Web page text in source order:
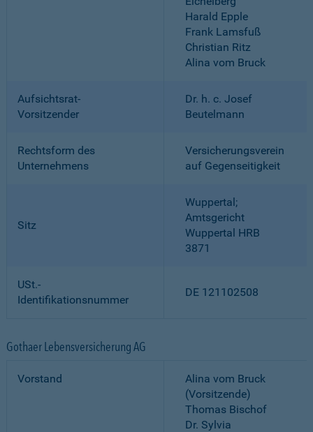
Harald Epple
Frank Lamsfuß
Christian Ritz
Alina vom Bruck
Aufsichtsrat-
Vorsitzender
Dr. h. c. Josef
Beutelmann
Rechtsform des
Unternehmens
Versicherungsverein
auf Gegenseitigkeit
Sitz
Wuppertal;
Amtsgericht
Wuppertal HRB
3871
USt.-
Identifikationsnummer
DE 121102508
Gothaer Lebensversicherung AG
Vorstand
Alina vom Bruck
(Vorsitzende)
Thomas Bischof
Dr. Sylvia